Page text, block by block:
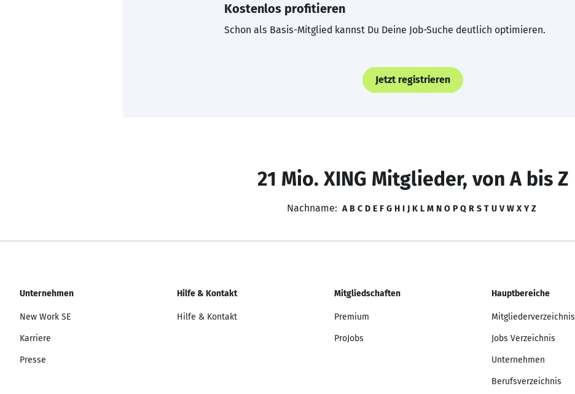
Kostenlos profitieren
Schon als Basis-Mitglied kannst Du Deine Job-Suche deutlich optimieren.
Jetzt registrieren
21 Mio. XING Mitglieder, von A bis Z
Nachname: A B C D E F G H I J K L M N O P Q R S T U V W X Y Z
Unternehmen
New Work SE
Karriere
Presse
Hilfe & Kontakt
Hilfe & Kontakt
Mitgliedschaften
Premium
ProJobs
Hauptbereiche
Mitgliederverzeichnis
Jobs Verzeichnis
Unternehmen
Berufsverzeichnis